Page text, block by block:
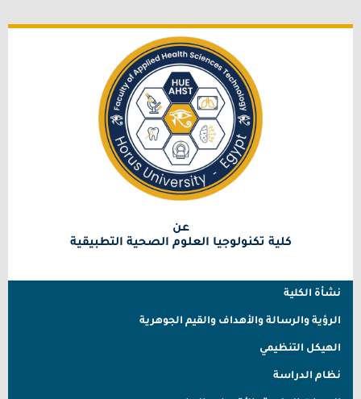
عن
كلية تكنولوجيا العلوم الصحية التطبيقية
نشأة الكلية
الرؤية والرسالة والأهداف والقيم الجوهرية
الهيكل التنظيمي
نظام الدراسة